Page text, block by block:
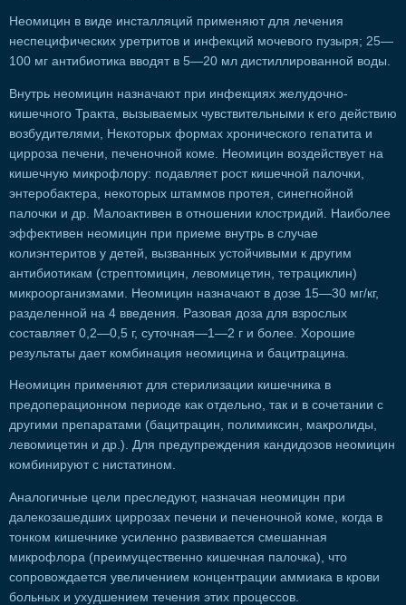
Неомицин в виде инсталляций применяют для лечения
неспецифических уретритов и инфекций мочевого пузыря; 25—
100 мг антибиотика вводят в 5—20 мл дистиллированной воды.
Внутрь неомицин назначают при инфекциях желудочно-
кишечного Тракта, вызываемых чувствительными к его действию
возбудителями, Некоторых формах хронического гепатита и
цирроза печени, печеночной коме. Неомицин воздействует на
кишечную микрофлору: подавляет рост кишечной палочки,
энтеробактера, некоторых штаммов протея, синегнойной
палочки и др. Малоактивен в отношении клостридий. Наиболее
эффективен неомицин при приеме внутрь в случае
колиэнтеритов у детей, вызванных устойчивыми к другим
антибиотикам (стрептомицин, левомицетин, тетрациклин)
микроорганизмами. Неомицин назначают в дозе 15—30 мг/кг,
разделенной на 4 введения. Разовая доза для взрослых
составляет 0,2—0,5 г, суточная—1—2 г и более. Хорошие
результаты дает комбинация неомицина и бацитрацина.
Неомицин применяют для стерилизации кишечника в
предоперационном периоде как отдельно, так и в сочетании с
другими препаратами (бацитрацин, полимиксин, макролиды,
левомицетин и др.). Для предупреждения кандидозов неомицин
комбинируют с нистатином.
Аналогичные цели преследуют, назначая неомицин при
далекозашедших циррозах печени и печеночной коме, когда в
тонком кишечнике усиленно развивается смешанная
микрофлора (преимущественно кишечная палочка), что
сопровождается увеличением концентрации аммиака в крови
больных и ухудшением течения этих процессов.